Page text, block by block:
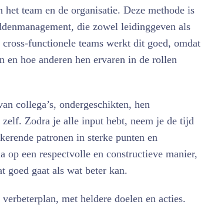
team en de organisatie. Deze methode is
die zowel leidinggeven als
functionele teams werkt dit goed, omdat
hoe anderen hen ervaren in de rollen
collega’s, ondergeschikten, hen
zelf. Zodra je alle input hebt, neem je de tijd
patronen in sterke punten en
op een respectvolle en constructieve manier,
goed gaat als wat beter kan.
met heldere doelen en acties.